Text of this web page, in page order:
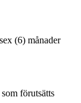
(6) månader
förutsätts